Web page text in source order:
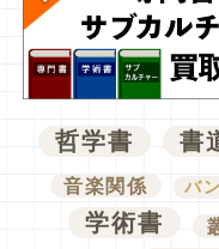
哲学書 書
音楽関係 バ
学術書